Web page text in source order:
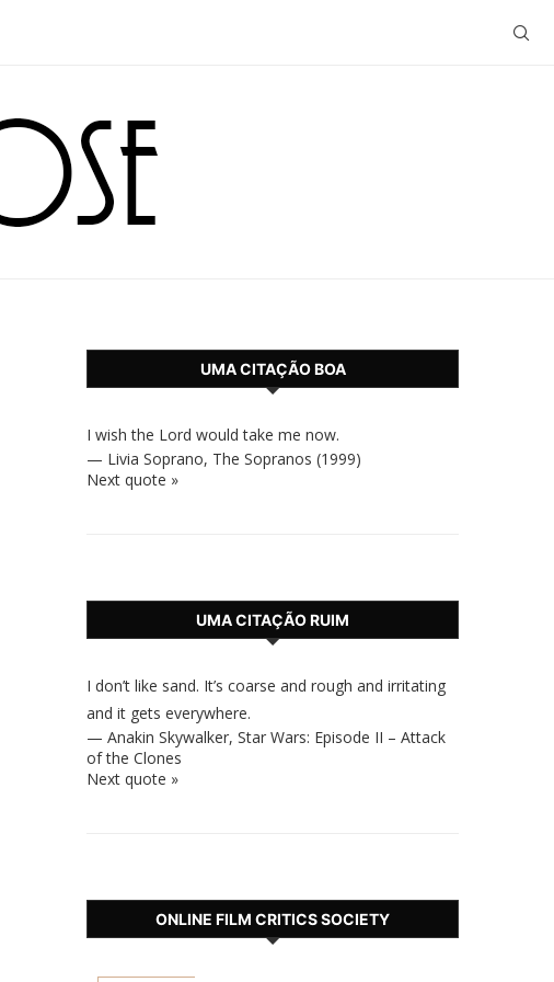
UMA CITAÇÃO BOA
I wish the Lord would take me now.
— Livia Soprano, The Sopranos (1999)
Next quote »
UMA CITAÇÃO RUIM
I don’t like sand. It’s coarse and rough and irritating
and it gets everywhere.
— Anakin Skywalker, Star Wars: Episode II – Attack
of the Clones
Next quote »
ONLINE FILM CRITICS SOCIETY